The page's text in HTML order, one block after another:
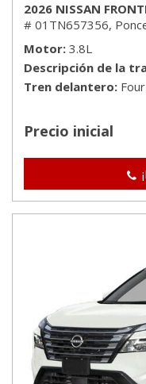
2026 NISSAN
# 01TN657356,
Motor 3.8L
Descripción de la
Tren delantero
Precio inicial